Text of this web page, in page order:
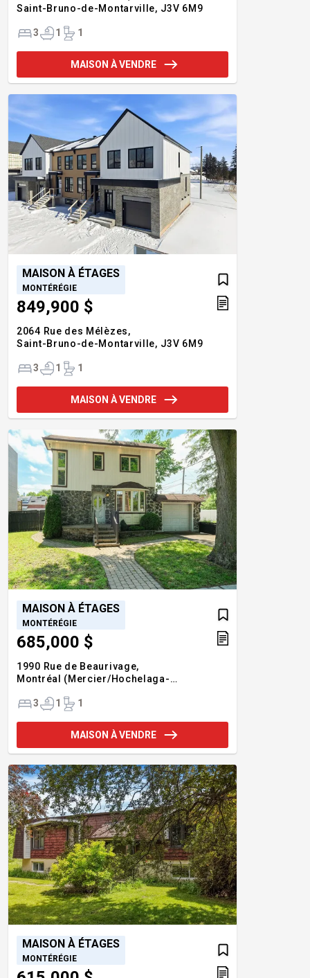
Saint-Bruno-de-Montarville, J3V 6M9
3 1 1
MAISON À VENDRE
MAISON À ÉTAGES
MONTÉRÉGIE
849,900 $
2064 Rue des Mélèzes,
Saint-Bruno-de-Montarville, J3V 6M9
3 1 1
MAISON À VENDRE
MAISON À ÉTAGES
MONTÉRÉGIE
685,000 $
1990 Rue de Beaurivage,
Montréal (Mercier/Hochelaga-
3
1 1
MAISON À VENDRE
MAISON À ÉTAGES
MONTÉRÉGIE